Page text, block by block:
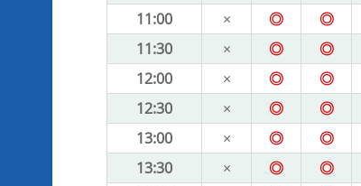
11:00
× ◎ ◎
11:30
× ◎ ◎
12:00
× ◎ ◎
12:30
× ◎ ◎
13:00
× ◎ ◎
13:30
× ◎ ◎